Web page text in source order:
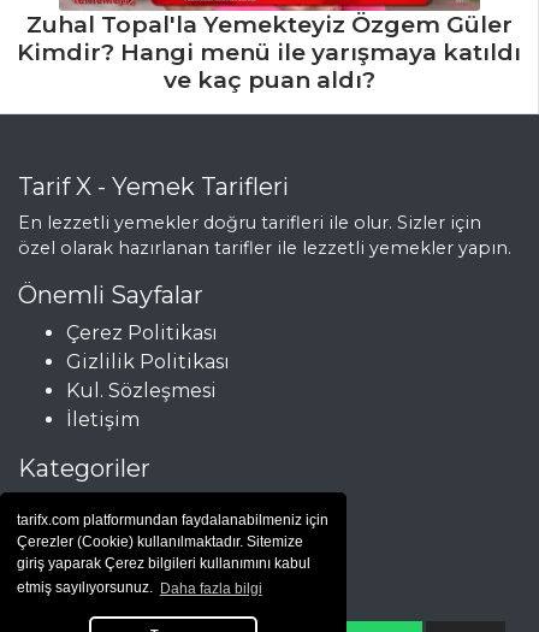
tarifx.com platformundan faydalanabilmeniz için
Çerezler (Cookie) kullanılmaktadır. Sitemize
giriş yaparak Çerez bilgileri kullanımını kabul
etmiş sayılıyorsunuz. Daha fazla bilgi
İçecekler Tüm
Tarifleri
Zuhal Topal'la Yemekteyiz Özgem Güler
Kimdir? Hangi menü ile yarışmaya katıldı
ve kaç puan aldı?
Tarif X - Yemek Tarifleri
En lezzetli yemekler doğru tarifleri ile olur. Sizler için
özel olarak hazırlanan tarifler ile lezzetli yemekler yapın.
Önemli Sayfalar
Çerez Politikası
Gizlilik Politikası
Kul. Sözleşmesi
İletişim
Kategoriler
Et Yemekleri
Hamur İşleri
Salatalar